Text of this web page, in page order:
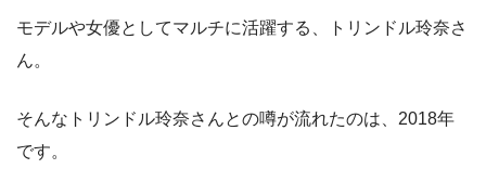
モデルや女優としてマルチに活躍する、トリンドル玲奈さ
ん。
そんなトリンドル玲奈さんとの噂が流れたのは、2018年
です。